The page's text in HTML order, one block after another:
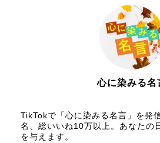
心に染みる名
TikTokで「心に染みる名言」を発
名、総いいね10万以上。あなたの
を与えます。